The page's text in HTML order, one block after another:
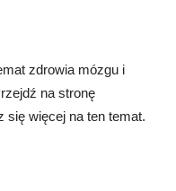
zdrowia mózgu i
na stronę
się więcej na ten temat.